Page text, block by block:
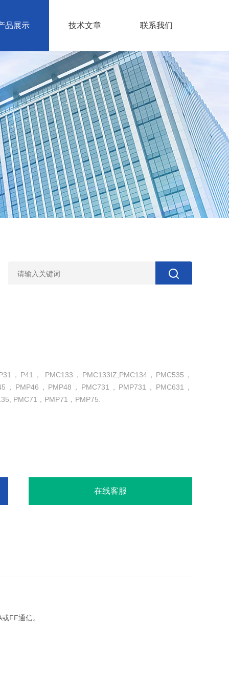
品展示 技术文章 联系我们
，P41， PMC133，PMC133IZ,PMC134，PMC535，
，PMP46，PMP48，PMC731，PMP731，PMC631，
PMC71，PMP71，PMP75.
在线客服
FF通信。